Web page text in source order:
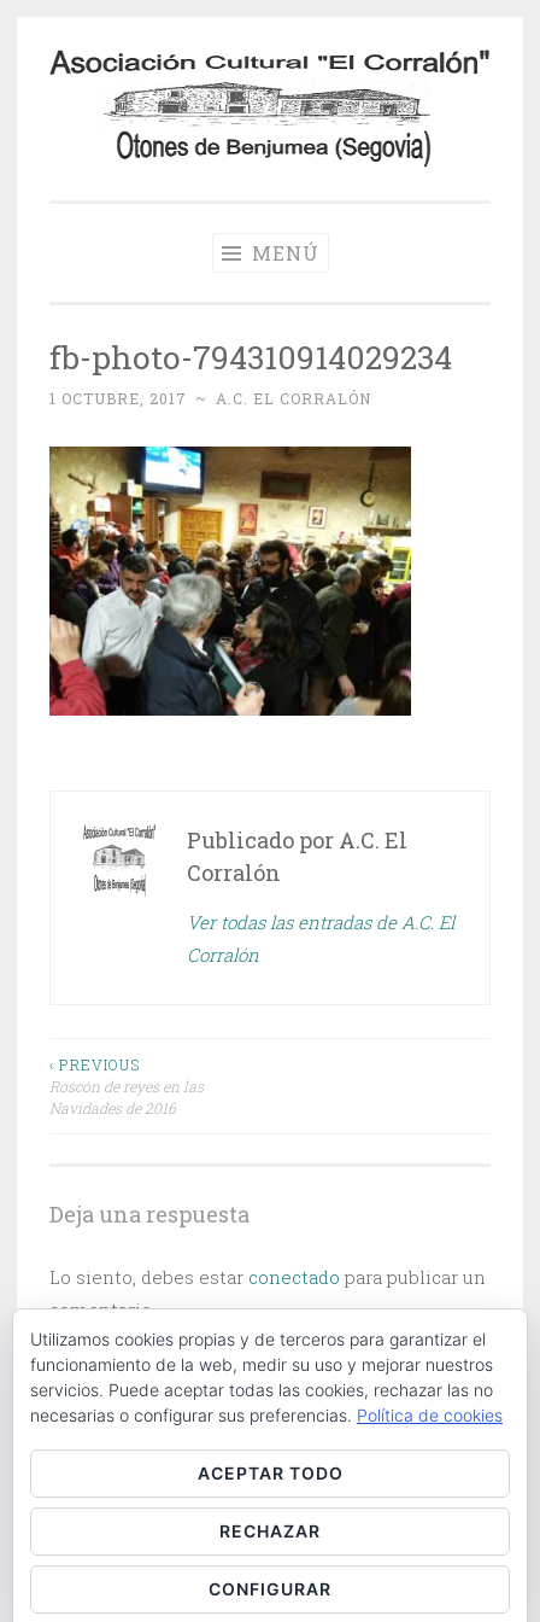
Saltar
contenido
MENÚ
fb-photo-794310914029234
1 OCTUBRE, 2017 ~ A.C. EL CORRALÓN
Publicado por A.C. El
Corralón
Ver todas las entradas de A.C. El
Corralón
Navegación
de
‹ PREVIOUS
Roscón de reyes en las
Navidades de 2016
Deja una respuesta
Lo siento, debes estar conectado para publicar un
comentario.
CONTACT |COOKIES POLICY
Utilizamos cookies propias y de terceros para garantizar el
funcionamiento de la web, medir su uso y mejorar nuestros
servicios. Puede aceptar todas las cookies, rechazar las no
necesarias o configurar sus preferencias. Política de cookies
ACEPTAR TODO
RECHAZAR
CONFIGURAR